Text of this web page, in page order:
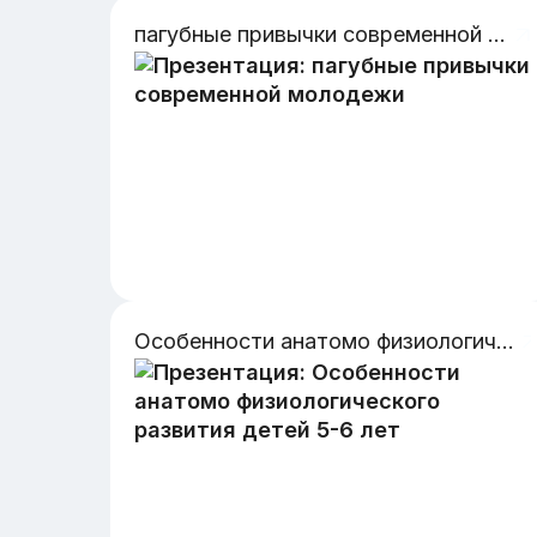
пагубные привычки современной молодежи
Особенности анатомо физиологического развития детей 5-6 лет